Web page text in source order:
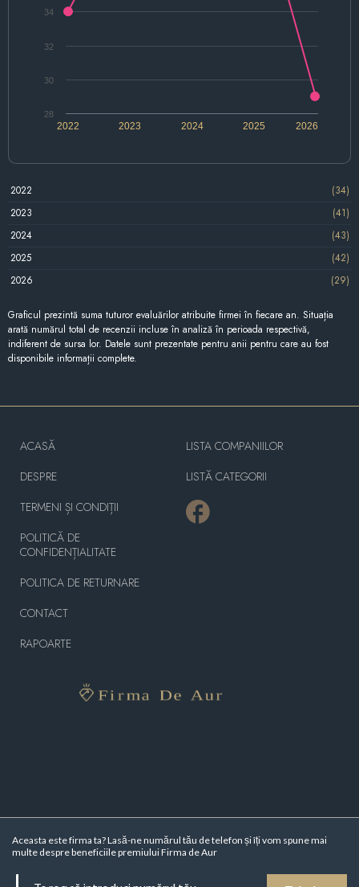
2022 2024 2026
2023 2025
28
30
32
34
2022
(34)
2023
(41)
2024
(43)
2025
(42)
2026
(29)
Graficul prezintă suma tuturor evaluărilor atribuite firmei în fiecare an. Situația
arată numărul total de recenzii incluse în analiză în perioada respectivă,
indiferent de sursa lor. Datele sunt prezentate pentru anii pentru care au fost
disponibile informații complete.
Aceasta este firma ta? Lasă-ne numărul tău de telefon și îți vom spune mai
multe despre beneficiile premiului Firma de Aur
ACASĂ
DESPRE
TERMENI ȘI CONDIȚII
POLITICĂ DE
CONFIDENȚIALITATE
POLITICA DE RETURNARE
CONTACT
RAPOARTE
LISTA COMPANIILOR
LISTĂ CATEGORII